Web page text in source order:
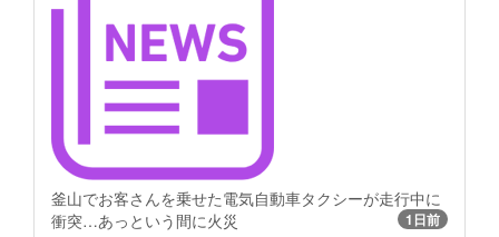
釜山でお客さんを乗せた電気自動車タクシーが走行中に
衝突…あっという間に火災
1日前